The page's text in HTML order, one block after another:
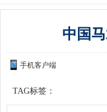
中国
手机客户端
TAG标签：